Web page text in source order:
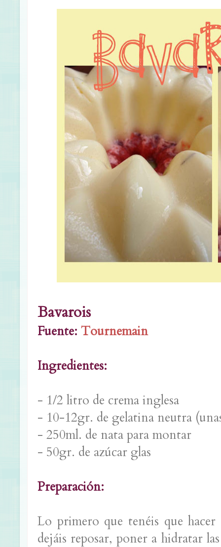
Bavarois
Fuente: Tournemain
Ingredientes:
- 1/2 litro de crema inglesa
- 10-12gr. de gelatina neutra
- 250ml. de nata para montar
- 50gr. de azúcar glas
Preparación:
Lo primero que tenéis que
dejáis reposar, poner a hidratar